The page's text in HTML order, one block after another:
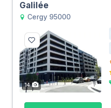
Galilée
Cergy 95000
14